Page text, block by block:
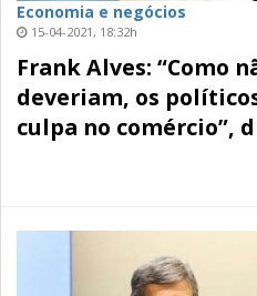
Economia e negócios
15-04-2021, 18:32h
Frank Alves: “Como
deveriam, os
culpa no comércio”,